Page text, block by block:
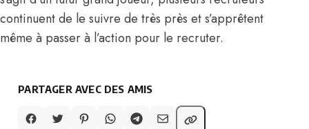
continuent de le suivre de très près et s’apprêtent
même à passer à l’action pour le recruter.
PARTAGER AVEC DES AMIS